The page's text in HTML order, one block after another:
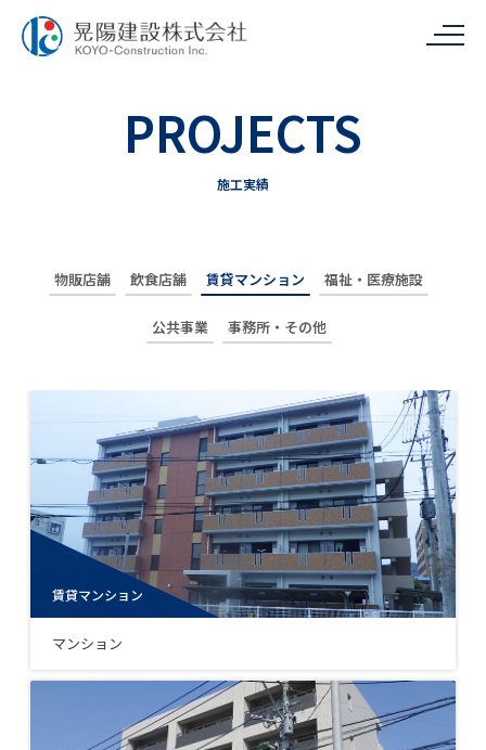
PROJECTS
施工実績
物販店舗 飲食店舗 賃貸マンション 福祉・医療施設
公共事業 事務所・その他
賃貸マンション
マンション